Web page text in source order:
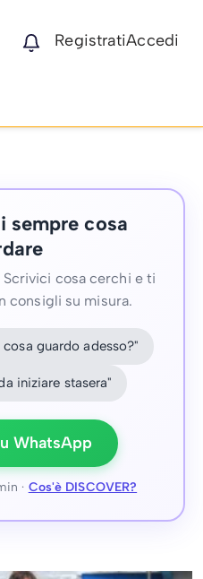
RegistratiAccedi
sempre cosa
cosa cerchi e ti
consigli su misura.
guardo adesso?"
iniziare stasera"
WhatsApp
· Cos'è DISCOVER?